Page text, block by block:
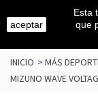
INICIO > MÁS
MIZUNO WAVE
aceptar
Esta
que